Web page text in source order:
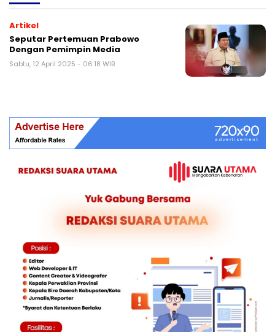
Artikel
Seputar Pertemuan Prabowo
Dengan Pemimpin Media
Sabtu, 12 April 2025 - 06:18 WIB